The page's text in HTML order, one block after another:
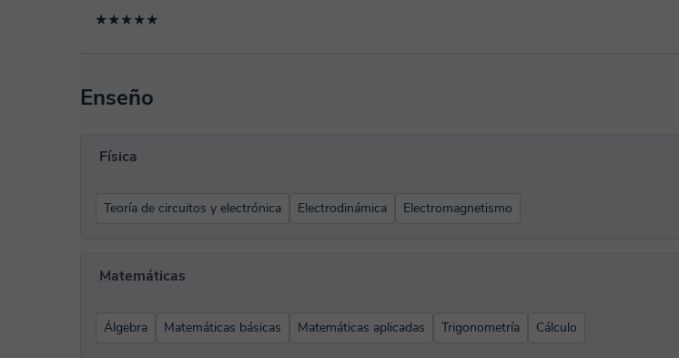
★★★★★
Enseño
Física
Teoría de circuitos y electrónica Electrodinámica Electromagnetismo
Matemáticas
Álgebra Matemáticas básicas Matemáticas aplicadas Trigonometría Cálculo